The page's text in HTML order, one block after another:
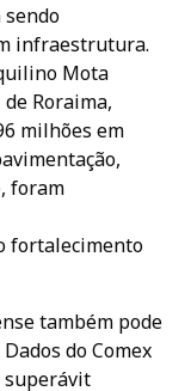
infraestrutura.
Mota
Roraima,
milhões em
foram
fortalecimento
também pode
do Comex
superávit